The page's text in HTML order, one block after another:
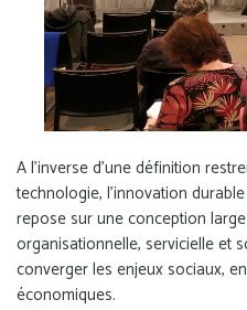
A l’inverse d’une définition
technologie, l’innovation
repose sur une conception
organisationnelle, servicielle et
converger les enjeux sociaux,
économiques.